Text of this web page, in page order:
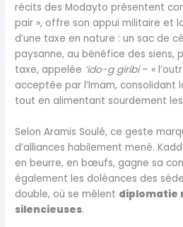
récits des Modayto présentent
pair », offre son appui militaire et
d’une taxe en nature : un sac de
paysanne, au bénéfice des siens,
taxe, appelée ‘ido-g giribi– «
acceptée par l’Imam, consolidant
tout en alimentant sourdement
Selon Aramis Soulé, ce geste
d’alliances habilement mené.
en beurre, en bœufs, gagne sa
également les doléances des
double, où se mêlent diplomatie
silencieuses.